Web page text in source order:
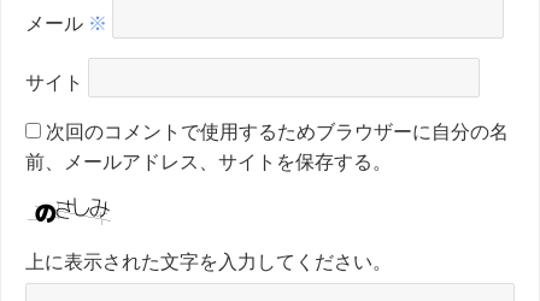
メール ※
サイト
次回のコメントで使用するためブラウザーに自分の名
前、メールアドレス、サイトを保存する。
上に表示された文字を入力してください。